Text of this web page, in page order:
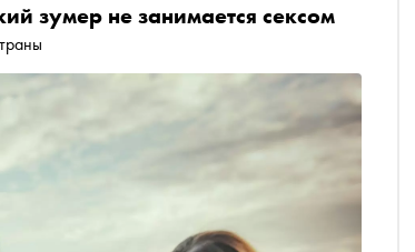
зумер не занимается сексом